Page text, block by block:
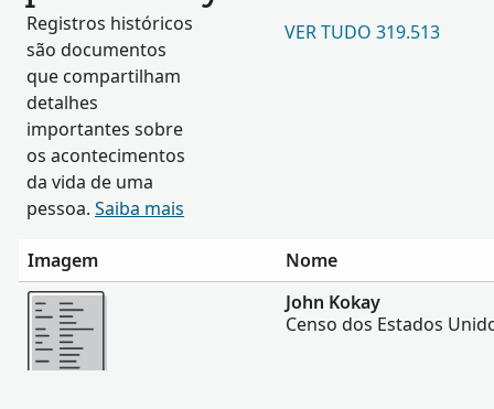
Registros históricos
são documentos
que compartilham
detalhes
importantes sobre
os acontecimentos
da vida de uma
pessoa. Saiba mais
VER TUDO 319.513
Imagem
Nome
Mais
John Kokay
Censo dos Estados